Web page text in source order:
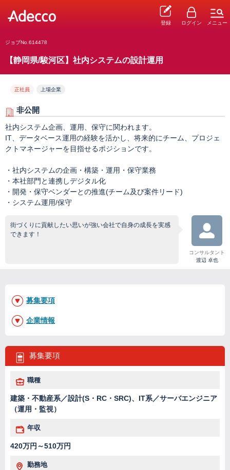
登録 ログイン メニュー
ジョブNo.614478
【静岡県/駿河区】社内システムの設計運用
正社員 上場企業
非公開
社内システム企画、運用、保守に関われます。
IT、データベース運用の経験を活かし、将来的にチーム、プロジェ
クトマネージャーを目指せるポジションです。
・社内システムの企画・構築・運用・保守業務
・本社部門と連携しデジタル化
・開発・保守ベンダーとの推進(チーム及び案件リード)
・システム運用/保守
街づくりに貢献したい思いが強い会社で自身の成長を実感
できます！
コンサルタント
渡辺 卓也
募集要項
職種
建築・不動産系／設計(S・RC・SRC)、IT系／サーバエンジニア
（運用・監視）
年収
420万円～510万円
勤務地
募集要項
企業情報